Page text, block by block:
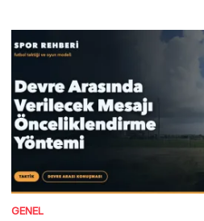
GENEL